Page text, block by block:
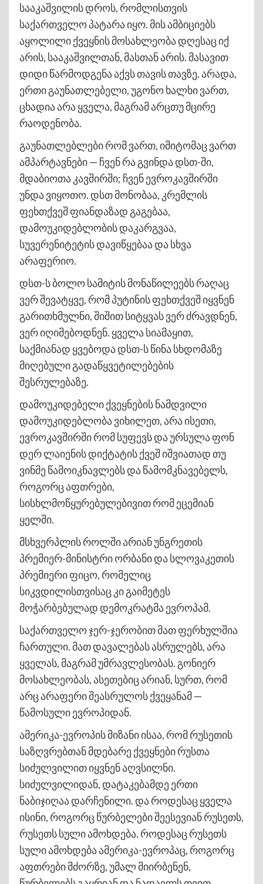
სააკაშვილის დროს, რომლისთვის
საქართველო პატარა იყო. მის ამბიციებს
აყოლილი ქვეყნის მოსახლეობა დღესაც იქ
არის, სააკაშვილთან, მასთან არის. მასავით
დიდი წარმოდგენა აქვს თავის თავზე. არადა,
ერთი გაუნათლებელი, უგონო ხალხი ვართ,
ცხადია არა ყველა, მაგრამ არცთუ მცირე
რაოდენობა.
გაუნათლებლები რომ ვართ, იმიტომაც ვართ
ამპარტავნები — ჩვენ რა გვინდა დსთ-ში,
მდაბიოთა კავშირში; ჩვენ ევროკავშირში
უნდა ვიყოთო. დსთ მონობაა, კრემლის
ფეხთქვეშ ფიანდაზად გაგებაა,
დამოუკიდებლობის დაკარგვაა,
სუვერენიტეტის დავიწყებაა და სხვა
არაფერიო.
დსთ-ს ბოლო სამიტის მონაწილეებს რაღაც
ვერ შევატყვე, რომ პუტინის ფეხთქვეშ იყვნენ
გარითხმულნი, შიშით სიტყვას ვერ ძრავდნენ,
ვერ იღიმებოდნენ. ყველა სიამაყით,
საქმიანად ყვებოდა დსთ-ს წინა სხდომაზე
მიღებული გადაწყვეტილებების
შესრულებაზე.
დამოუკიდებელი ქვეყნების ნამდვილი
დამოუკიდებლობა ვიხილეთ, არა ისეთი,
ევროკავშირში რომ სუფევს და ურსულა ფონ
დერ ლაიენის დიქტატის ქვეშ იშვიათად თუ
ვინმე წამოიკნავლებს და წამომკნავებელს,
როგორც აფთრები,
სისხლმოწყურებულებივით რომ ეცემიან
ყელში.
მსხვერპლის როლში არიან უნგრეთის
პრემიერ-მინისტრი ორბანი და სლოვაკეთის
პრემიერი ფიცო, რომელიც
სიკვდილისთვისაც კი გაიმეტეს
მოჭარბებულად დემოკრატმა ევროპამ.
საქართველო ჯერ-ჯერობით მათ ფერხულშია
ჩართული. მათ დავალებას ასრულებს, არა
ყველას, მაგრამ უმრავლესობას. გონიერ
მოსახლეობას, ასეთებიც არიან, სურთ, რომ
არც არაფერი შეასრულოს ქვეყანამ —
წამოსული ევროპიდან.
ამერიკა-ევროპის მიზანი ისაა, რომ რუსეთის
საზღვრებთან მდებარე ქვეყნები რუსთა
სიძულვილით იყვნენ აღვსილნი.
სიძულვილიდან, დატაკებამდე ერთი
ნაბიჯიღაა დარჩენილი. და როდესაც ყველა
ისინი, როგორც წურბელები შეესევიან რუსეთს,
რუსეთს სული ამოხდება. როდესაც რუსეთს
სული ამოხდება ამერიკა-ევროპაც, როგორც
აფთრები მძორზე, უმალ მიირბენენ,